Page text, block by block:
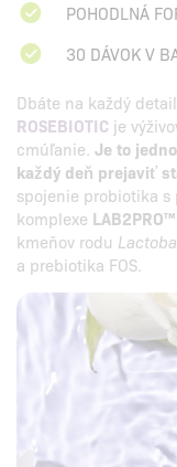
POHODLNÁ
30 DÁVOK V
Dbáte na každý
ROSEBIOTIC je
cmúľanie. Je to
každý deň prejaviť
spojenie probiotika
komplexe LAB2PRO™
kmeňov rodu
a prebiotika FOS.